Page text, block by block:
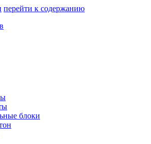
перейти к содержанию
блоки